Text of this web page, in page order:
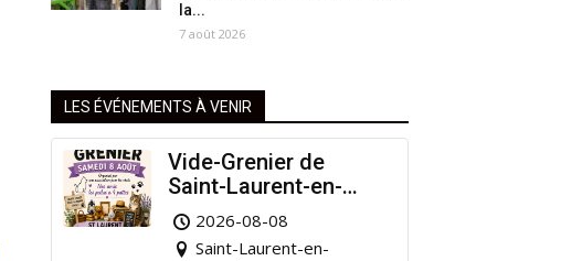
la...
7 août 2026
LES ÉVÉNEMENTS À VENIR
Vide-Grenier de
Saint-Laurent-en-
Grandvaux : Venez
chiner pour la bonne
2026-08-08
Saint-Laurent-en-